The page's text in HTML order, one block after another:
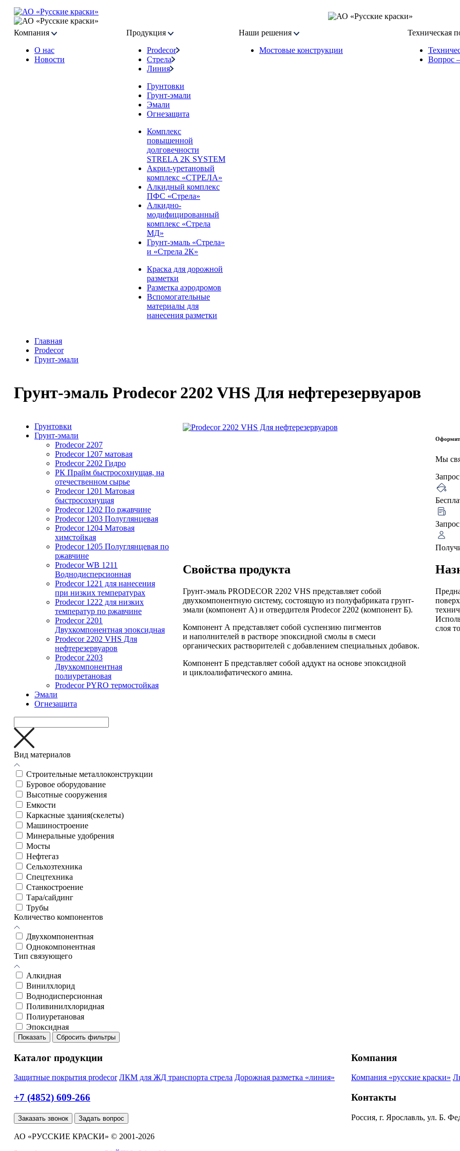
Компания Продукция Наши решения Техническая
О нас
Новости
Prodecor
Стрела
Линия
Грунтовки
Грунт-эмали
Эмали
Огнезащита
Комплекс
повышенной
долговечности
STRELA 2K SYSTEM
Акрил-уретановый
комплекс «СТРЕЛА»
Алкидный комплекс
ПФС «Стрела»
Алкидно-
модифицированный
комплекс «Стрела
МД»
Грунт-эмаль «Стрела»
и «Стрела 2К»
Краска для дорожной
разметки
Разметка аэродромов
Вспомогательные
материалы для
нанесения разметки
Мостовые конструкции
Вопрос
Главная
Prodecor
Грунт-эмали
Грунт-эмаль Prodecor 2202 VHS Для нефтерезервуаров
Грунтовки
Грунт-эмали
Prodecor 2207
Prodecor 1207 матовая
Prodecor 2202 Гидро
РК Прайм быстросохнущая, на
отечественном сырье
Prodecor 1201 Матовая
быстросохнущая
Prodecor 1202 По ржавчине
Prodecor 1203 Полуглянцевая
Prodecor 1204 Матовая
химстойкая
Prodecor 1205 Полуглянцевая по
ржавчине
Prodecor WB 1211
Воднодисперсионная
Prodecor 1221 для нанесения
при низких температурах
Prodecor 1222 для низких
температур по ржавчине
Prodecor 2201
Двухкомпонентная эпоксидная
Prodecor 2202 VHS Для
нефтерезервуаров
Prodecor 2203
Двухкомпонентная
полиуретановая
Prodecor PYRO термостойкая
Эмали
Огнезащита
Вид материалов
Cтроительные металлоконструкции
Буровое оборудование
Высотные сооружения
Емкости
Каркасные здания(скелеты)
Машиностроение
Минеральные удобрения
Мосты
Нефтегаз
Сельхозтехника
Спецтехника
Станкостроение
Тара/сайдинг
Трубы
Количество компонентов
Двухкомпонентная
Однокомпонентная
Тип связующего
Алкидная
Винилхлорид
Воднодисперсионная
Поливинилхлоридная
Полиуретановая
Эпоксидная
Показать Сбросить фильтры
Мы
Свойства продукта
Грунт-эмаль PRODECOR 2202 VHS представляет собой
двухкомпонентную систему, состоящую из полуфабриката грунт-
эмали (компонент А) и отвердителя Prodecor 2202 (компонент Б).
Компонент А представляет собой суспензию пигментов
и наполнителей в растворе эпоксидной смолы в смеси
органических растворителей с добавлением специальных добавок.
Компонент Б представляет собой аддукт на основе эпоксидной
и циклоалифатического амина.
слоя
Каталог продукции
Защитные покрытия prodecor ЛКМ для ЖД транспорта стрела Дорожная разметка «линия»
Компания
Компания «русские краски»
Контакты
Россия, г. Ярославль, ул. Б.
+7 (4852) 609-266
Заказать звонок Задать вопрос
АО «РУССКИЕ КРАСКИ» © 2001-2026